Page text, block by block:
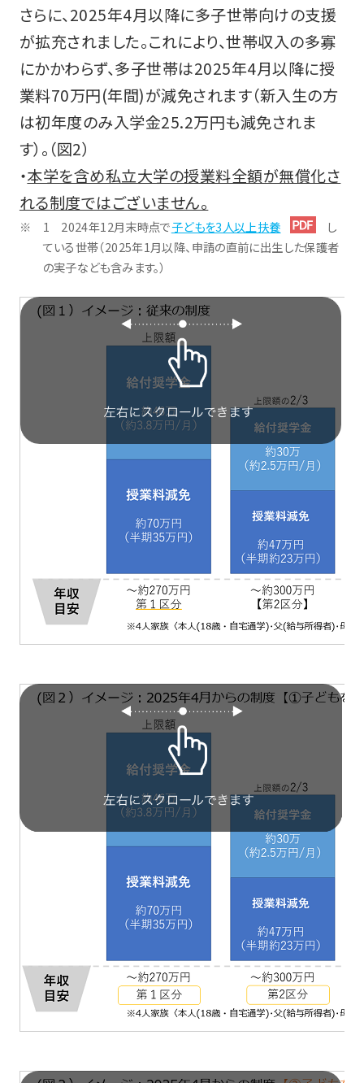
さらに、2025年4月以降に多子世帯向けの支援
が拡充されました。これにより、世帯収入の多寡
にかかわらず、多子世帯は2025年4月以降に授
業料70万円(年間)が減免されます（新入生の方
は初年度のみ入学金25.2万円も減免されま
す）。（図2）
・本学を含め私立大学の授業料全額が無償化さ
れる制度ではございません。
1 2024年12月末時点で子どもを3人以上扶養
し
ている世帯（2025年1月以降、申請の直前に出生した保護者
の実子なども含みます。）